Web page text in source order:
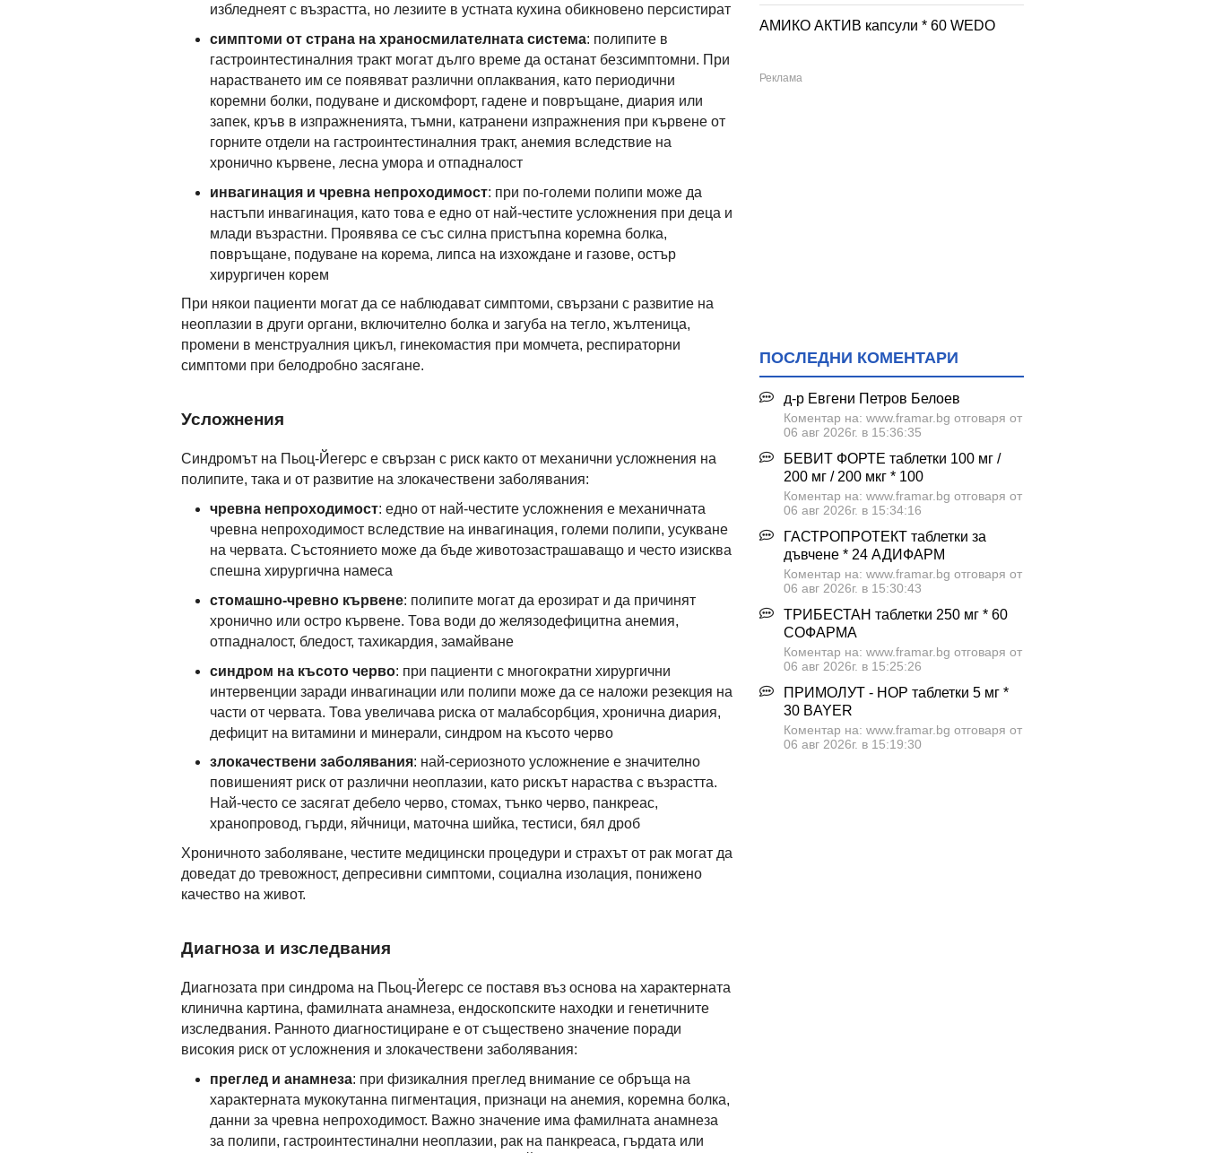
избледнеят с възрастта, но лезиите в устната кухина обикновено персистират
симптоми от страна на храносмилателната система: полипите в
гастроинтестиналния тракт могат дълго време да останат безсимптомни. При
нарастването им се появяват различни оплаквания, като периодични
коремни болки, подуване и дискомфорт, гадене и повръщане, диария или
запек, кръв в изпражненията, тъмни, катранени изпражнения при кървене от
горните отдели на гастроинтестиналния тракт, анемия вследствие на
хронично кървене, лесна умора и отпадналост
инвагинация и чревна непроходимост: при по-големи полипи може да
настъпи инвагинация, като това е едно от най-честите усложнения при деца и
млади възрастни. Проявява се със силна пристъпна коремна болка,
повръщане, подуване на корема, липса на изхождане и газове, остър
хирургичен корем
При някои пациенти могат да се наблюдават симптоми, свързани с развитие на
неоплазии в други органи, включително болка и загуба на тегло, жълтеница,
промени в менструалния цикъл, гинекомастия при момчета, респираторни
симптоми при белодробно засягане.
Усложнения
Синдромът на Пьоц-Йегерс е свързан с риск както от механични усложнения на
полипите, така и от развитие на злокачествени заболявания:
чревна непроходимост: едно от най-честите усложнения е механичната
чревна непроходимост вследствие на инвагинация, големи полипи, усукване
на червата. Състоянието може да бъде животозастрашаващо и често изисква
спешна хирургична намеса
стомашно-чревно кървене: полипите могат да ерозират и да причинят
хронично или остро кървене. Това води до желязодефицитна анемия,
отпадналост, бледост, тахикардия, замайване
синдром на късото черво: при пациенти с многократни хирургични
интервенции заради инвагинации или полипи може да се наложи резекция на
части от червата. Това увеличава риска от малабсорбция, хронична диария,
дефицит на витамини и минерали, синдром на късото черво
злокачествени заболявания: най-сериозното усложнение е значително
повишеният риск от различни неоплазии, като рискът нараства с възрастта.
Най-често се засягат дебело черво, стомах, тънко черво, панкреас,
хранопровод, гърди, яйчници, маточна шийка, тестиси, бял дроб
Хроничното заболяване, честите медицински процедури и страхът от рак могат да
доведат до тревожност, депресивни симптоми, социална изолация, понижено
качество на живот.
Диагноза и изследвания
Диагнозата при синдрома на Пьоц-Йегерс се поставя въз основа на характерната
клинична картина, фамилната анамнеза, ендоскопските находки и генетичните
изследвания. Ранното диагностициране е от съществено значение поради
високия риск от усложнения и злокачествени заболявания:
преглед и анамнеза: при физикалния преглед внимание се обръща на
характерната мукокутанна пигментация, признаци на анемия, коремна болка,
данни за чревна непроходимост. Важно значение има фамилната анамнеза
за полипи, гастроинтестинални неоплазии, рак на панкреаса, гърдата или
АМИКО АКТИВ капсули * 60 WEDO
ПОСЛЕДНИ КОМЕНТАРИ
д-р Евгени Петров Белоев
Коментар на: www.framar.bg отговаря от
06 авг 2026г. в 15:36:35
БЕВИТ ФОРТЕ таблетки 100 мг /
200 мг / 200 мкг * 100
Коментар на: www.framar.bg отговаря от
06 авг 2026г. в 15:34:16
ГАСТРОПРОТЕКТ таблетки за
дъвчене * 24 АДИФАРМ
Коментар на: www.framar.bg отговаря от
06 авг 2026г. в 15:30:43
ТРИБЕСТАН таблетки 250 мг * 60
СОФАРМА
Коментар на: www.framar.bg отговаря от
06 авг 2026г. в 15:25:26
ПРИМОЛУТ - НОР таблетки 5 мг *
30 BAYER
Коментар на: www.framar.bg отговаря от
06 авг 2026г. в 15:19:30